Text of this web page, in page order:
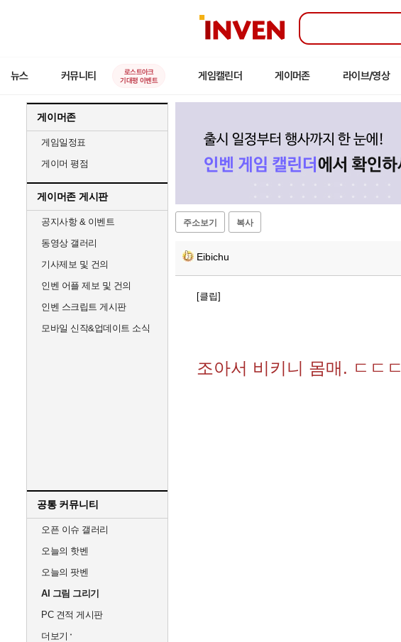
인
뉴스 커뮤니티
로스트아크
기대평 이벤트
게임캘린더 게이머존 라이브/영상
게이머존
게임일정표
게이머 평점
게이머존 게시판
공지사항 & 이벤트
동영상 갤러리
기사제보 및 건의
인벤 어플 제보 및 건의
인벤 스크립트 게시판
모바일 신작&업데이트 소식
공통 커뮤니티
오픈 이슈 갤러리
오늘의 핫벤
오늘의 팟벤
AI 그림 그리기
PC 견적 게시판
더보기
주소보기 복사
Eibichu
[클립]
조아서 비키니 몸매. ㄷㄷㄷ